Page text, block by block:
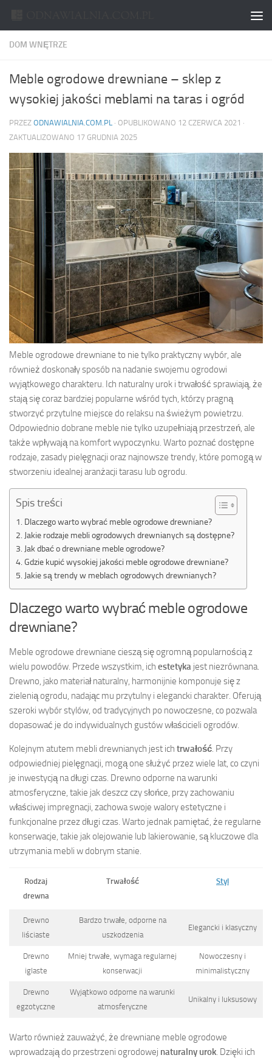
DOM WNĘTRZE
Meble ogrodowe drewniane – sklep z
wysokiej jakości meblami na taras i ogród
PRZEZ ODNAWIALNIA.COM.PL · OPUBLIKOWANO 12 CZERWCA 2021 ·
ZAKTUALIZOWANO 17 GRUDNIA 2025
Meble ogrodowe drewniane to nie tylko praktyczny wybór, ale
również doskonały sposób na nadanie swojemu ogrodowi
wyjątkowego charakteru. Ich naturalny urok i trwałość sprawiają, że
stają się coraz bardziej popularne wśród tych, którzy pragną
stworzyć przytulne miejsce do relaksu na świeżym powietrzu.
Odpowiednio dobrane meble nie tylko uzupełniają przestrzeń, ale
także wpływają na komfort wypoczynku. Warto poznać dostępne
rodzaje, zasady pielęgnacji oraz najnowsze trendy, które pomogą w
stworzeniu idealnej aranżacji tarasu lub ogrodu.
Spis treści
Dlaczego warto wybrać meble ogrodowe drewniane?
Jakie rodzaje mebli ogrodowych drewnianych są dostępne?
Jak dbać o drewniane meble ogrodowe?
Gdzie kupić wysokiej jakości meble ogrodowe drewniane?
Jakie są trendy w meblach ogrodowych drewnianych?
Dlaczego warto wybrać meble ogrodowe
drewniane?
Meble ogrodowe drewniane cieszą się ogromną popularnością z
wielu powodów. Przede wszystkim, ich estetyka jest niezrównana.
Drewno, jako materiał naturalny, harmonijnie komponuje się z
zielenią ogrodu, nadając mu przytulny i elegancki charakter. Oferują
szeroki wybór stylów, od tradycyjnych po nowoczesne, co pozwala
dopasować je do indywidualnych gustów właścicieli ogrodów.
Kolejnym atutem mebli drewnianych jest ich trwałość. Przy
odpowiedniej pielęgnacji, mogą one służyć przez wiele lat, co czyni
je inwestycją na długi czas. Drewno odporne na warunki
atmosferyczne, takie jak deszcz czy słońce, przy zachowaniu
właściwej impregnacji, zachowa swoje walory estetyczne i
funkcjonalne przez długi czas. Warto jednak pamiętać, że regularne
konserwacje, takie jak olejowanie lub lakierowanie, są kluczowe dla
utrzymania mebli w dobrym stanie.
Rodzaj
drewna
Trwałość Styl
Drewno
liściaste
Bardzo trwałe, odporne na
uszkodzenia
Elegancki i klasyczny
Drewno
iglaste
Mniej trwałe, wymaga regularnej
konserwacji
Nowoczesny i
minimalistyczny
Drewno
egzotyczne
Wyjątkowo odporne na warunki
atmosferyczne
Unikalny i luksusowy
Warto również zauważyć, że drewniane meble ogrodowe
wprowadzają do przestrzeni ogrodowej naturalny urok. Dzięki ich